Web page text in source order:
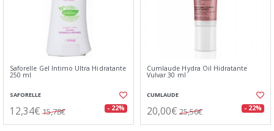
Saforelle Gel Intimo Ultra Hidratante
250 ml
SAFORELLE
12,34€ 15,78€ - 22%
Cumlaude Hydra Oil Hidratante
Vulvar 30 ml
CUMLAUDE
20,00€ 25,56€ - 22%